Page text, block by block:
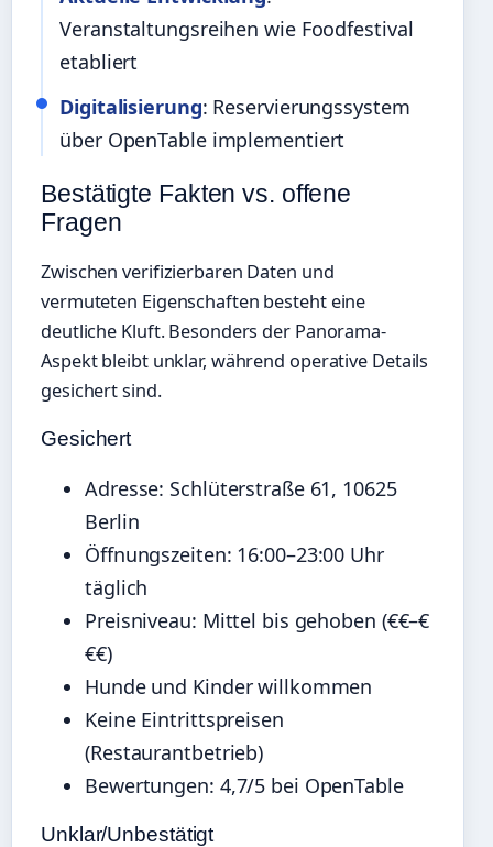
Veranstaltungsreihen wie Foodfestival
etabliert
Digitalisierung: Reservierungssystem
über OpenTable implementiert
Bestätigte Fakten vs. offene
Fragen
Zwischen verifizierbaren Daten und
vermuteten Eigenschaften besteht eine
deutliche Kluft. Besonders der Panorama-
Aspekt bleibt unklar, während operative Details
gesichert sind.
Gesichert
Adresse: Schlüterstraße 61, 10625
Berlin
Öffnungszeiten: 16:00–23:00 Uhr
täglich
Preisniveau: Mittel bis gehoben (€€–€
€€)
Hunde und Kinder willkommen
Keine Eintrittspreisen
(Restaurantbetrieb)
Bewertungen: 4,7/5 bei OpenTable
Unklar/Unbestätigt